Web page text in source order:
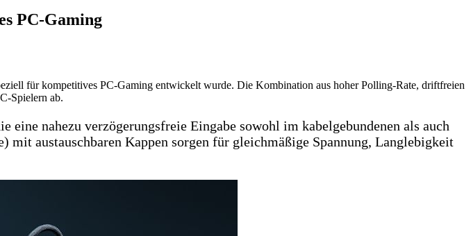
PC-Gaming
für kompetitives PC-Gaming entwickelt wurde. Die Kombination aus hoher Polling-Rate, driftfreien
Spielern ab.
nahezu verzögerungsfreie Eingabe sowohl im kabelgebundenen als auch
austauschbaren Kappen sorgen für gleichmäßige Spannung, Langlebigkeit